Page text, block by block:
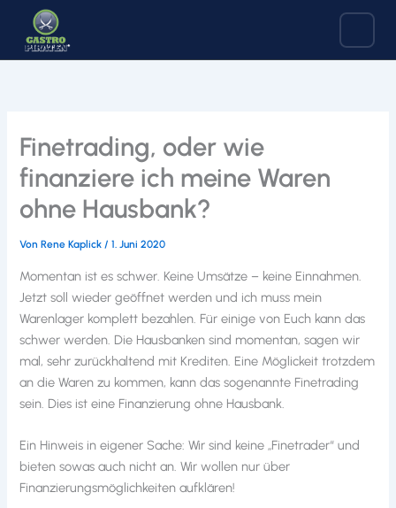
springen
Finetrading, oder wie
finanziere ich meine Waren
ohne Hausbank?
VonRene Kaplick/1. Juni 2020
Momentan ist es schwer. Keine Umsätze – keine Einnahmen.
Jetzt soll wieder geöffnet werden und ich muss mein
Warenlager komplett bezahlen. Für einige von Euch kann das
schwer werden. Die Hausbanken sind momentan, sagen wir
mal, sehr zurückhaltend mit Krediten. Eine Möglickeit trotzdem
an die Waren zu kommen, kann das sogenannte Finetrading
sein. Dies ist eine Finanzierung ohne Hausbank.
Ein Hinweis in eigener Sache: Wir sind keine „Finetrader“ und
bieten sowas auch nicht an. Wir wollen nur über
Finanzierungsmöglichkeiten aufklären!